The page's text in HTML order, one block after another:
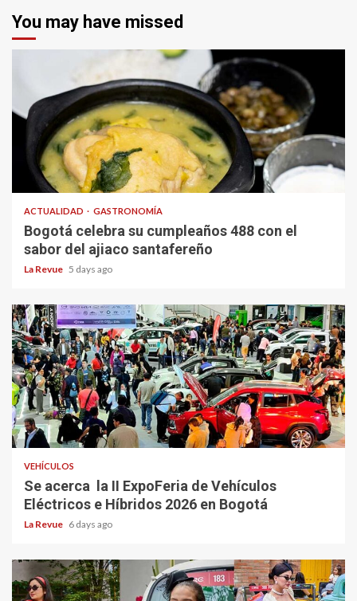
You may have missed
ACTUALIDAD GASTRONOMÍA
Bogotá celebra su cumpleaños 488 con el
sabor del ajiaco santafereño
La Revue 5 days ago
VEHÍCULOS
Se acerca la II ExpoFeria de Vehículos
Eléctricos e Híbridos 2026 en Bogotá
La Revue 6 days ago